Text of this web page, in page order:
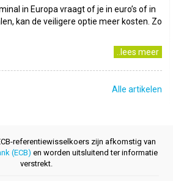
in Europa vraagt of je in euro’s of in
kan de veiligere optie meer kosten. Zo
..lees meer
Alle artikelen
referentiewisselkoers zijn afkomstig van
(ECB) en worden uitsluitend ter informatie
verstrekt.